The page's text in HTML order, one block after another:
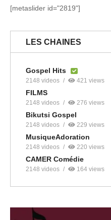
[metaslider id="2819"]
LES CHAINES
Gospel Hits
2148 videos 421 views
FILMS
2148 videos 276 views
Bikutsi Gospel
2148 videos 229 views
MusiqueAdoration
2148 videos 220 views
CAMER Comédie
2148 videos 164 views